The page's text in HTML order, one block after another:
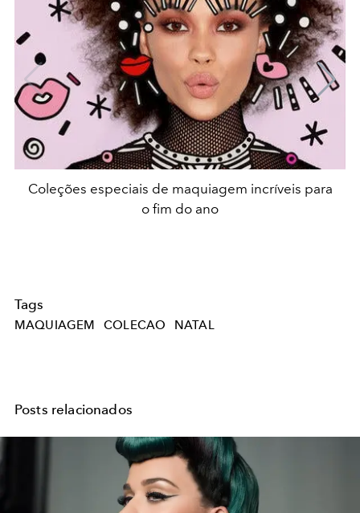
Coleções especiais de maquiagem incríveis para
o fim do ano
Tags
MAQUIAGEM COLECAO NATAL
Posts relacionados